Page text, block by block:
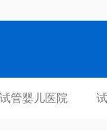
试管婴儿医院